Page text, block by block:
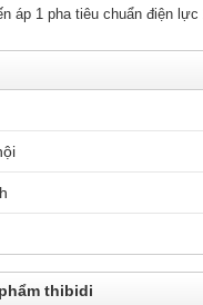
áp 1 pha tiêu chuẩn điện lực
thibidi